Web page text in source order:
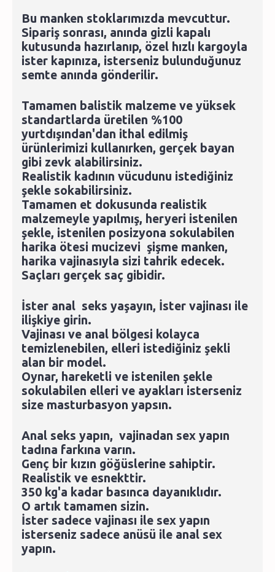
Bu manken stoklarımızda mevcuttur.
Sipariş sonrası, anında gizli kapalı
kutusunda hazırlanıp, özel hızlı kargoyla
ister kapınıza, isterseniz bulunduğunuz
semte anında gönderilir.
Tamamen balistik malzeme ve yüksek
standartlarda üretilen %100
yurtdışından'dan ithal edilmiş
ürünlerimizi kullanırken, gerçek bayan
gibi zevk alabilirsiniz.
Realistik kadının vücudunu istediğiniz
şekle sokabilirsiniz.
Tamamen et dokusunda realistik
malzemeyle yapılmış, heryeri istenilen
şekle, istenilen posizyona sokulabilen
harika ötesi mucizevi şişme manken,
harika vajinasıyla sizi tahrik edecek.
Saçları gerçek saç gibidir.
İster anal seks yaşayın, İster vajinası ile
ilişkiye girin.
Vajinası ve anal bölgesi kolayca
temizlenebilen, elleri istediğiniz şekli
alan bir model.
Oynar, hareketli ve istenilen şekle
sokulabilen elleri ve ayakları isterseniz
size masturbasyon yapsın.
Anal seks yapın, vajinadan sex yapın
tadına farkına varın.
Genç bir kızın göğüslerine sahiptir.
Realistik ve esnekttir.
350 kg'a kadar basınca dayanıklıdır.
O artık tamamen sizin.
İster sadece vajinası ile sex yapın
isterseniz sadece anüsü ile anal sex
yapın.